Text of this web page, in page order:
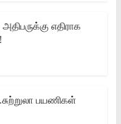
எதிராக
பயணிகள்